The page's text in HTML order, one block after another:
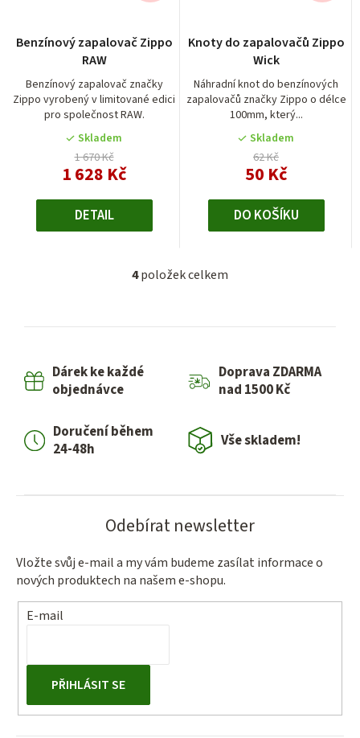
Benzínový zapalovač Zippo
RAW
Benzínový zapalovač značky
Zippo vyrobený v limitované edici
pro společnost RAW.
Skladem
1 670 Kč
1 628 Kč
DETAIL
Knoty do zapalovačů Zippo
Wick
Náhradní knot do benzínových
zapalovačů značky Zippo o délce
100mm, který...
Skladem
62 Kč
50 Kč
DO KOŠÍKU
O
l
k
v
p
i
4položek celkem
Dárek ke každé
objednávce
Doprava ZDARMA
nad 1500 Kč
Doručení během
24-48h
Vše skladem!
Odebírat newsletter
Vložte svůj e-mail a my vám budeme zasílat informace o
nových produktech na našem e-shopu.
E-mail
PŘIHLÁSIT SE